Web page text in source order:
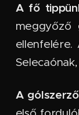
A fő
meggyőző
ellenfelére.
A